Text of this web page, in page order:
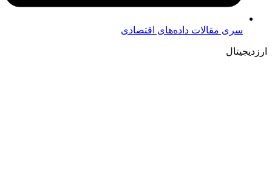
سری مقالات داده‌های اقتصادی
ارزدیجیتال